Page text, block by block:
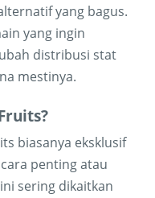
yang bagus.
yang ingin
distribusi stat
mestinya.
biasanya eksklusif
penting atau
sering dikaitkan